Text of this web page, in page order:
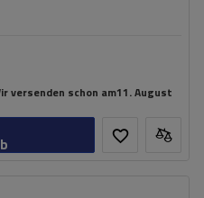
versenden schon am11. August